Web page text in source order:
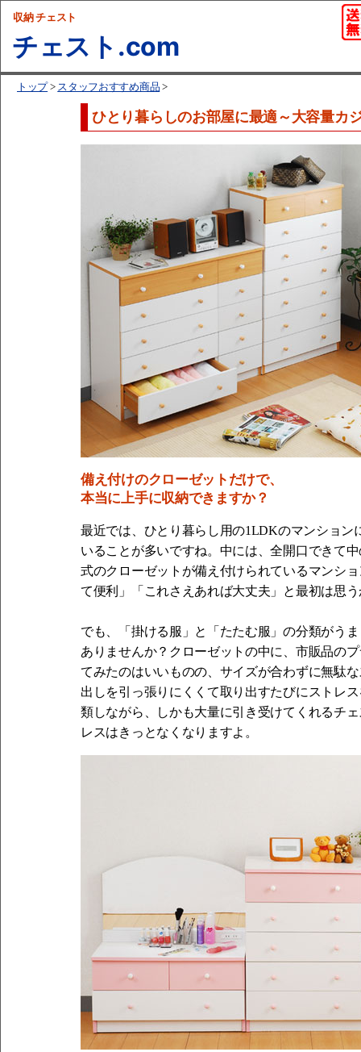
収納 チェスト
チェスト.com
トップ> スタッフおすすめ商品 >
ひとり暮らしのお部屋に最適～大容量カ
備え付けのクローゼットだけで、
本当に上手に収納できますか？
最近では、ひとり暮らし用の1LDKのマンション
いることが多いですね。中には、全開口できて
式のクローゼットが備え付けられているマンシ
て便利」「これさえあれば大丈夫」と最初は思
でも、「掛ける服」と「たたむ服」の分類がう
ありませんか？クローゼットの中に、市販品の
てみたのはいいものの、サイズが合わずに無駄
出しを引っ張りにくくて取り出すたびにストレ
類しながら、しかも大量に引き受けてくれるチ
レスはきっとなくなりますよ。